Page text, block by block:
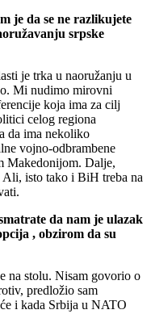
je da se ne razlikujete
srpske
je trka u naoružanju u
Mi nudimo mirovni
koja ima za cilj
celog regiona
da ima nekoliko
vojno-odbrambene
Makedonijom. Dalje,
isto tako i BiH treba na
da nam je ulazak
, obzirom da su
na stolu. Nisam govorio o
predložio sam
i kada Srbija u NATO